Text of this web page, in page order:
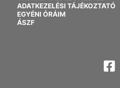
ADATKEZELÉSI TÁJÉKOZTATÓ
EGYÉNI ÓRÁIM
ÁSZF